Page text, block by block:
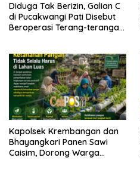
Diduga Tak Berizin, Galian C
di Pucakwangi Pati Disebut
Beroperasi Terang-terangan,
Kapolsek Krembangan dan
Bhayangkari Panen Sawi
Caisim, Dorong Warga